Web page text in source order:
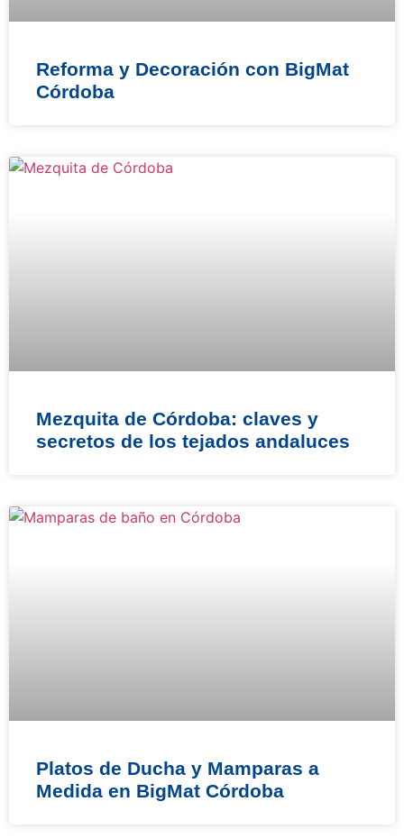
Reforma y Decoración con BigMat
Córdoba
Mezquita de Córdoba: claves y
secretos de los tejados andaluces
Platos de Ducha y Mamparas a
Medida en BigMat Córdoba